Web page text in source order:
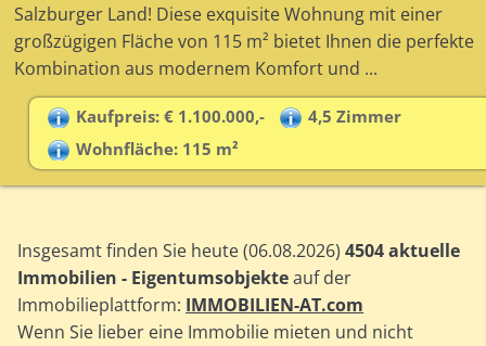
Salzburger Land! Diese exquisite Wohnung mit einer
großzügigen Fläche von 115 m² bietet Ihnen die perfekte
Kombination aus modernem Komfort und ...
Kaufpreis: € 1.100.000,-
4,5 Zimmer
Wohnfläche: 115 m²
Insgesamt finden Sie heute (06.08.2026)4504 aktuelle
Immobilien - Eigentumsobjekteauf der
Immobilieplattform: IMMOBILIEN-AT.com
Wenn Sie lieber eine Immobilie mieten und nicht